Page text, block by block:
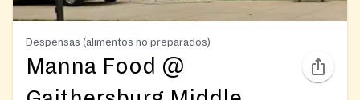
Despensas (alimentos no preparados)
Manna Food @